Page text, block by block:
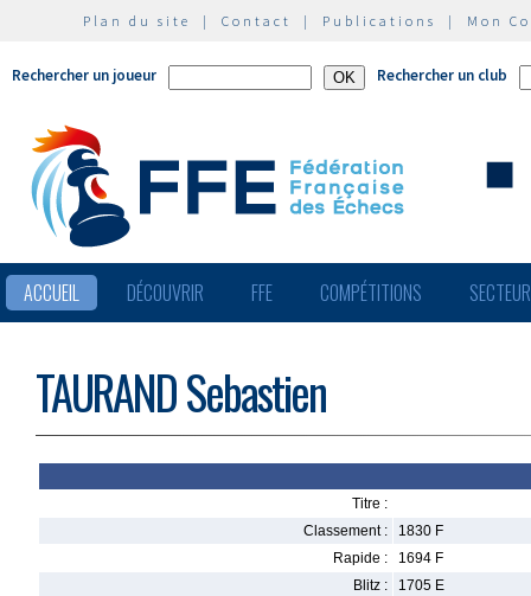
Plan du site | Contact | Publications | Mon
Rechercher un joueur Rechercher un club
ACCUEIL DÉCOUVRIR FFE COMPÉTITIONS
TAURAND Sebastien
Titre :
Classement :
1830 F
Rapide :
1694 F
Blitz :
1705 E